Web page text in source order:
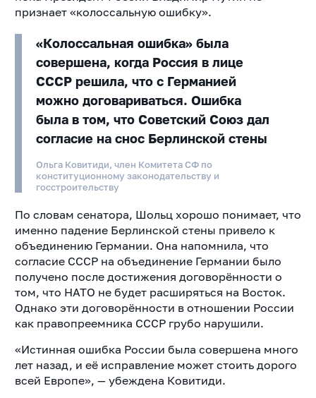
признает «колоссальную ошибку».
«Колоссальная ошибка» была
совершена, когда Россия в лице
СССР решила, что с Германией
можно договариваться. Ошибка
была в том, что Советский Союз дал
согласие на снос Берлинской стены
Ольга Ковитиди, член Комитета СФ по
конституционному законодательству и
госстроительству
По словам сенатора, Шольц хорошо понимает, что
именно падение Берлинской стены привело к
объединению Германии. Она напомнила, что
согласие СССР на объединение Германии было
получено после достижения договорённости о
том, что НАТО не будет расширяться на Восток.
Однако эти договорённости в отношении России
как правопреемника СССР грубо нарушили.
«Истинная ошибка России была совершена много
лет назад, и её исправление может стоить дорого
всей Европе», — убеждена Ковитиди.